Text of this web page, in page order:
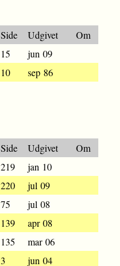
Side Udgivet
Om
15
jun 09
10 sep 86
Side Udgivet
Om
219
jan 10
220
jul 09
75
jul 08
139
apr 08
135
mar 06
3
jun 04